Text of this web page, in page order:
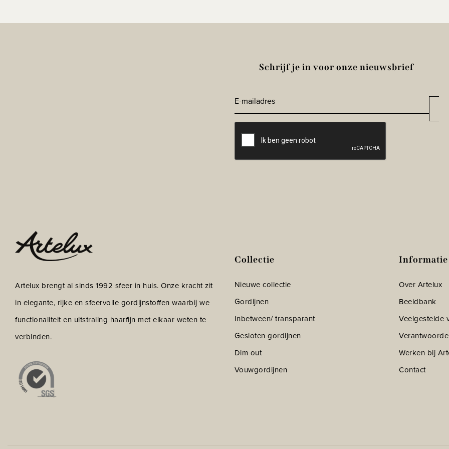
Schrijf je in voor onze nieuwsbrief
E-
mailadres*
Artelux brengt al sinds 1992 sfeer in huis. Onze kracht zit
in elegante, rijke en sfeervolle gordijnstoffen waarbij we
functionaliteit en uitstraling haarfijn met elkaar weten te
verbinden.
Collectie
Nieuwe collectie
Gordijnen
Inbetween/ transparant
Gesloten gordijnen
Dim out
Vouwgordijnen
Informatie
Over Artelux
Beeldbank
Veelgestelde
Werken bij
Contact